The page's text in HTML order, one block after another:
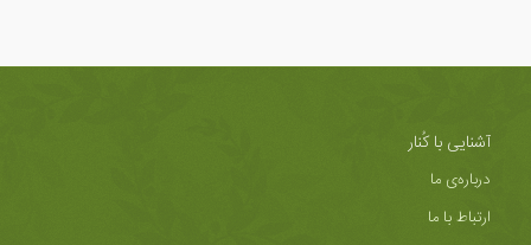
آشنایی با کُنار
درباره‌ی ما
ارتباط با ما